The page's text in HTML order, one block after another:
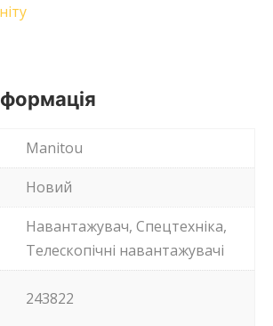
Manitou
Новий
Навантажувач, Спецтехніка,
Телескопічні навантажувачі
243822